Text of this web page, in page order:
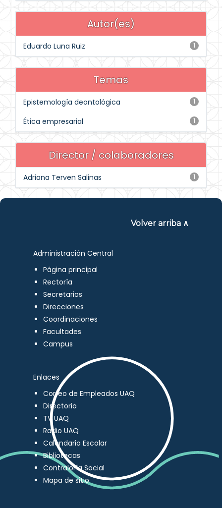
Autor(es)
1
Eduardo Luna Ruiz
Temas
1
Epistemología deontológica
1
Ética empresarial
Director / colaboradores
1
Adriana Terven Salinas
Volver arriba ∧
Administración Central
Página principal
Rectoría
Secretarios
Direcciones
Coordinaciones
Facultades
Campus
Enlaces
Correo de Empleados UAQ
Directorio
TV UAQ
Radio UAQ
Calendario Escolar
Bibliotecas
Contraloría Social
Mapa de sitio